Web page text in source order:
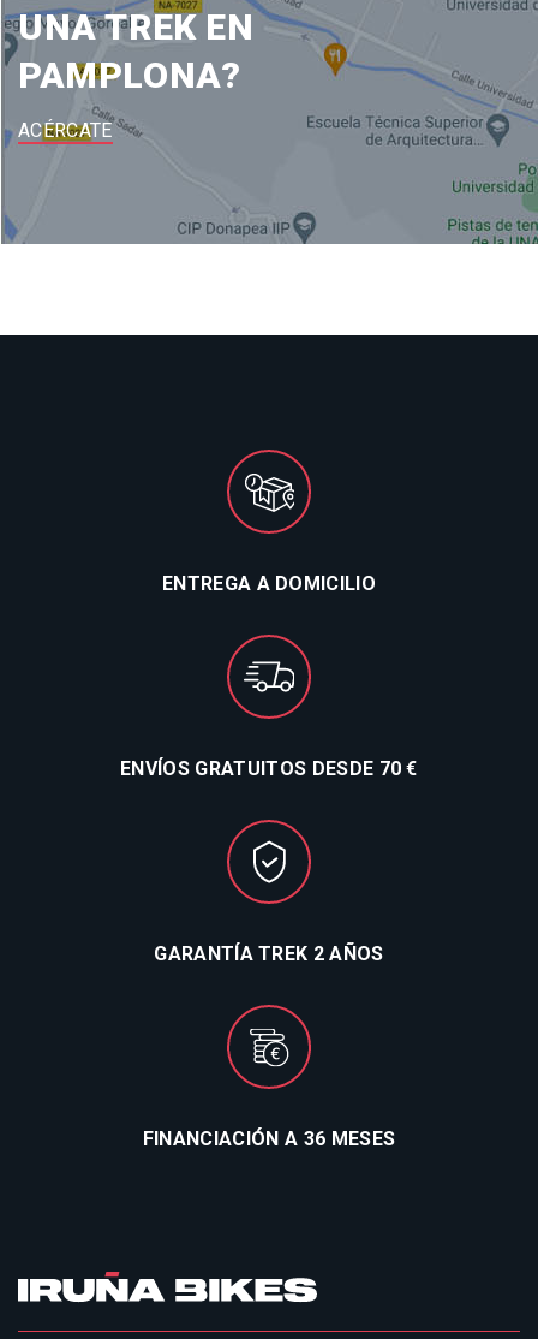
UNA TREK EN
PAMPLONA?
ACÉRCATE
ENTREGA A DOMICILIO
ENVÍOS GRATUITOS DESDE 70 €
GARANTÍA TREK 2 AÑOS
FINANCIACIÓN A 36 MESES